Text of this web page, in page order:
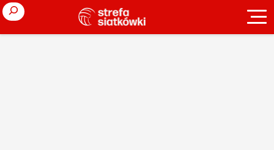
Search